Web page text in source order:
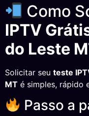
Como
IPTV
do Leste
Solicitar seu teste
MT é simples, rápido
Passo a